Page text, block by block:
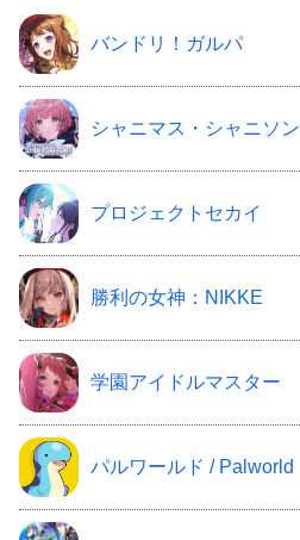
バンドリ！ガルパ
シャニマス・シャニソン
プロジェクトセカイ
勝利の女神：NIKKE
学園アイドルマスター
パルワールド / Palworld